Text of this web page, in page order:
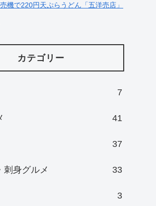
機で220円天ぷらうどん「五洋売店」
カテゴリー
7
41
37
刺身グルメ 33
3